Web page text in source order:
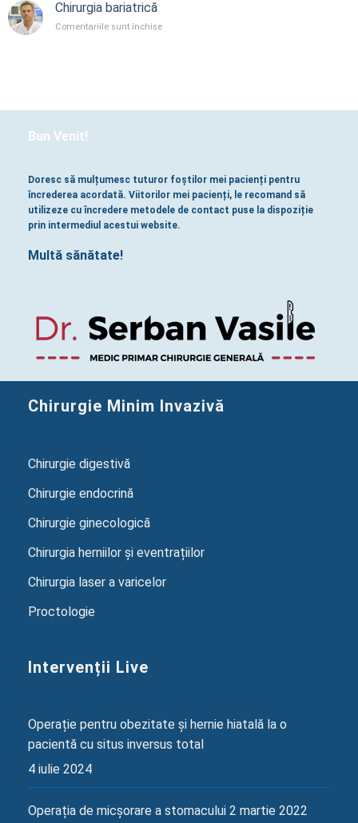
Chirurgia bariatrică
Comentariile sunt închisepentru
Bun Venit!
Doresc să mulțumesc tuturor foștilor mei pacienți pentru
încrederea acordată. Viitorilor mei pacienți, le recomand să
utilizeze cu încredere metodele de contact puse la dispoziție
prin intermediul acestui website.
Multă sănătate!
Chirurgie Minim Invazivă
Chirurgie digestivă
Chirurgie endocrină
Chirurgie ginecologică
Chirurgia herniilor și eventrațiilor
Chirurgia laser a varicelor
Proctologie
Intervenții Live
Operație pentru obezitate și hernie hiatală la o
pacientă cu situs inversus total
4 iulie 2024
Operația de micșorare a stomacului 2 martie 2022